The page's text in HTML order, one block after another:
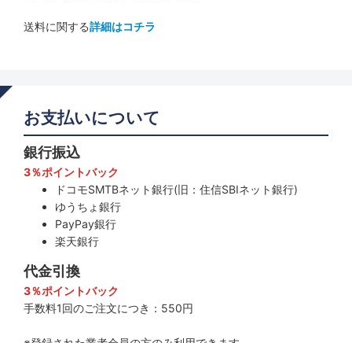
送料に関する詳細はコチラ
お支払いについて
銀行振込
3％ポイントバック
ドコモSMTBネット銀行(旧：住信SBIネット銀行)
ゆうちょ銀行
PayPay銀行
楽天銀行
代金引換
3％ポイントバック
手数料1回のご注文につき：550円